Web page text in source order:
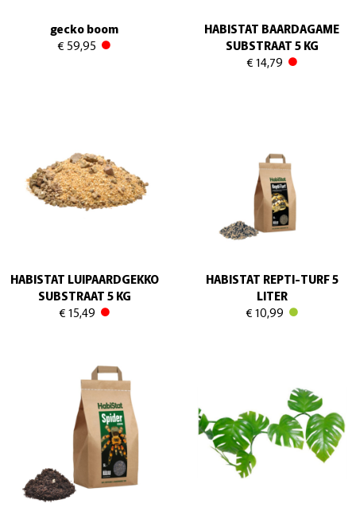
gecko boom
€ 59,95
HABISTAT BAARDAGAME
SUBSTRAAT 5 KG
€ 14,79
HABISTAT LUIPAARDGEKKO
SUBSTRAAT 5 KG
€ 15,49
HABISTAT REPTI-TURF 5
LITER
€ 10,99